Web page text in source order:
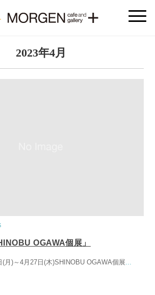
2023年4月
OGAWA個展」
(月)～4月27日(木)SHINOBU OGAWA個展